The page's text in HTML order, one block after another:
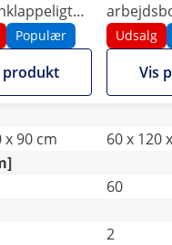
-
- 120 x 60
kg - Royal
Populær
produkt
køkken -
60 cm -
bagkant
Udsalg
Vis
x 90 cm
60 x 120
60
2